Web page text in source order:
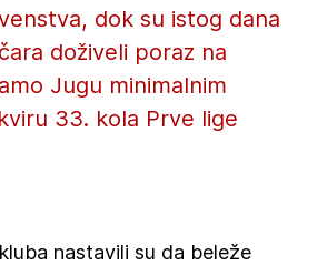
dok su istog dana
doživeli poraz na
Jugu minimalnim
33. kola Prve lige
nastavili su da beleže